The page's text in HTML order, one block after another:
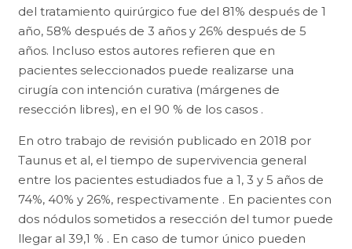
del tratamiento quirúrgico fue del 81% después de 1
año, 58% después de 3 años y 26% después de 5
años. Incluso estos autores refieren que en
pacientes seleccionados puede realizarse una
cirugía con intención curativa (márgenes de
resección libres), en el 90 % de los casos .
En otro trabajo de revisión publicado en 2018 por
Taunus et al, el tiempo de supervivencia general
entre los pacientes estudiados fue a 1, 3 y 5 años de
74%, 40% y 26%, respectivamente . En pacientes con
dos nódulos sometidos a resección del tumor puede
llegar al 39,1 % . En caso de tumor único pueden